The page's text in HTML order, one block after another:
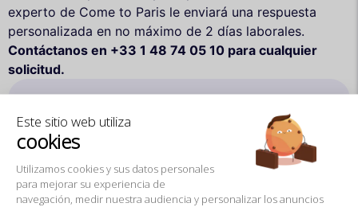
Este sitio web utiliza
cookies
Utilizamos cookies y sus datos personales
para mejorar su experiencia de
navegación, medir nuestra audiencia y personalizar los anuncios
experto de Come to Paris le enviará una respuesta
personalizada en no máximo de 2 días laborales.
Contáctanos en +33 1 48 74 05 10 para cualquier
solicitud.
Empresa / Asociación